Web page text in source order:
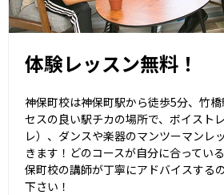
体験レッスン無料！
神保町校は神保町駅から徒歩5分、竹
セスの良い駅チカの場所で、ボイスト
レ）、ダンスや楽器のマンツーマンレ
きます！どのコースが自分に合ってい
保町校の講師が丁寧にアドバイスする
下さい！